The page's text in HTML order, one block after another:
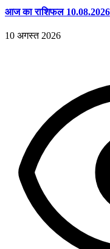
आज का राशिफल 10.08.2026
10 अगस्त 2026